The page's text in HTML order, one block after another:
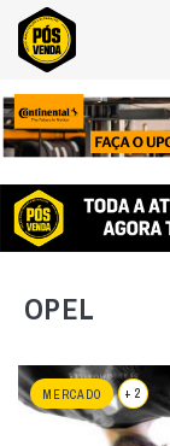
OPEL
MERCADO + 2